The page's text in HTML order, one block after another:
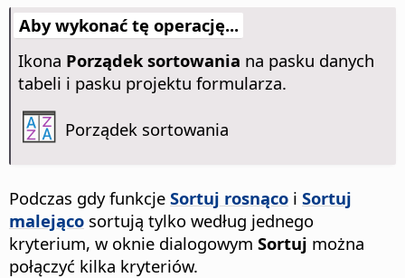
Aby wykonać tę operację...
Ikona Porządek sortowania na pasku danych
tabeli i pasku projektu formularza.
Porządek sortowania
Podczas gdy funkcje Sortuj rosnąco i Sortuj
malejąco sortują tylko według jednego
kryterium, w oknie dialogowym Sortuj można
połączyć kilka kryteriów.